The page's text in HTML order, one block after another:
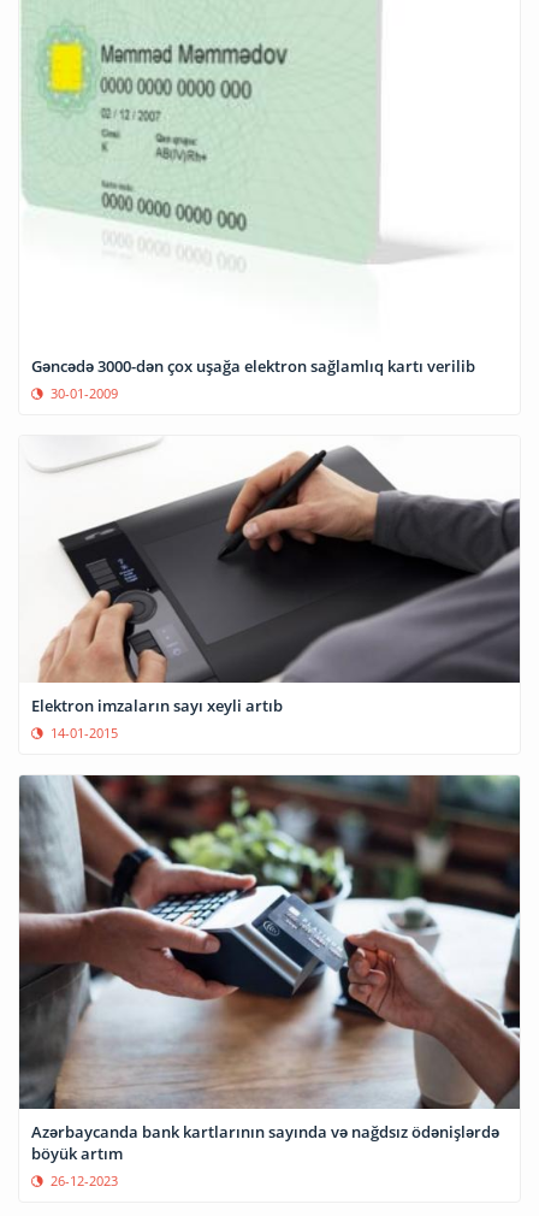
Gəncədə 3000-dən çox uşağa elektron sağlamlıq kartı verilib
30-01-2009
Elektron imzaların sayı xeyli artıb
14-01-2015
Azərbaycanda bank kartlarının sayında və nağdsız ödənişlərdə
böyük artım
26-12-2023